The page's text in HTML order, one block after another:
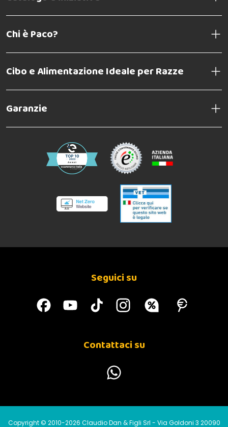
Chi è Paco?
Cibo e Alimentazione Ideale per Razze
Garanzie
Seguici su
Contattaci su
Copyright © 2010-2026 Claudio Dan & Figli Srl - Via Goldoni 3 20090